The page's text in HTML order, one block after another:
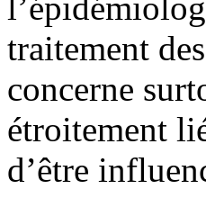
traitement
concerne
étroitement
d’être